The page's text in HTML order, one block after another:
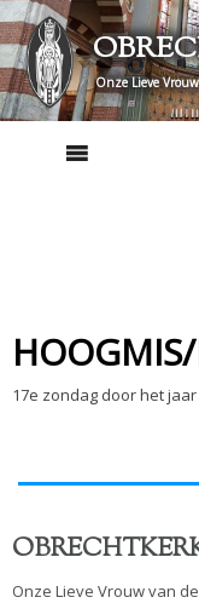
Skip
to
content
Onze Lieve
17e zondag door het jaar
Onze Lieve Vrouw van